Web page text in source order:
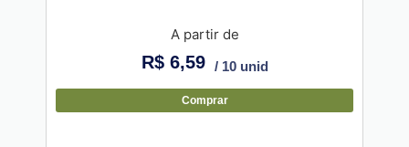
A partir de
R$6,59 / 10 unid
Comprar